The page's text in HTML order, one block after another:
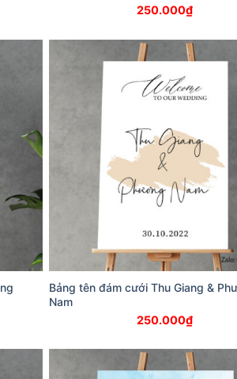
250.000₫
Bảng tên đám cưới Thu Giang &
Nam
250.000₫